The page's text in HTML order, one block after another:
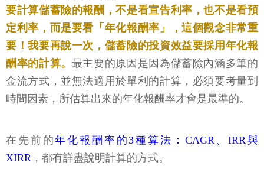
要計算儲蓄險的報酬，不是看宣告利率，也不是看預
定利率，而是要看「年化報酬率」，這個觀念非常重
要！我要再說一次，儲蓄險的投資效益要採用年化報
酬率的計算。 最主要的原因是因為儲蓄險內涵多筆的
金流方式，並無法適用於單利的計算，必須要考量到
時間因素，所估算出來的年化報酬率才會是最準的。
在先前的年化報酬率的3種算法：CAGR、IRR與
XIRR ，都有詳盡說明計算的方式。